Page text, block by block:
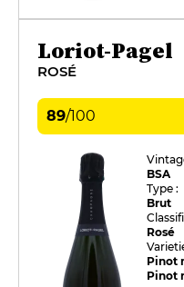
Loriot-Pagel
ROSÉ
89/100
BSA
Type :
Brut
Rosé
Pinot
Pinot